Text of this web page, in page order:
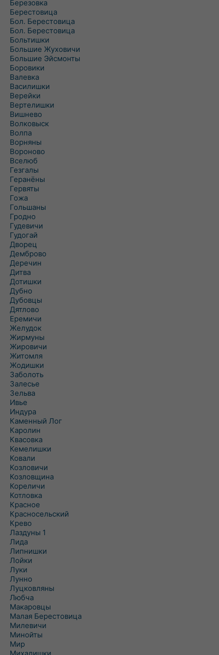
Березовка
Берестовица
Бол. Берестовица
Бол. Берестовица
Больтишки
Большие Жуховичи
Большие Эйсмонты
Боровики
Валевка
Василишки
Верейки
Вертелишки
Вишнево
Волковыск
Волпа
Ворняны
Вороново
Вселюб
Гезгалы
Геранёны
Гервяты
Гожа
Гольшаны
Гродно
Гудевичи
Гудогай
Дворец
Демброво
Деречин
Дитва
Дотишки
Дубно
Дубовцы
Дятлово
Еремичи
Желудок
Жирмуны
Жировичи
Житомля
Жодишки
Заболоть
Залесье
Зельва
Ивье
Индура
Каменный Лог
Каролин
Квасовка
Кемелишки
Ковали
Козловичи
Козловщина
Кореличи
Котловка
Красное
Красносельский
Крево
Лаздуны 1
Лида
Липнишки
Лойки
Луки
Лунно
Луцковляны
Любча
Макаровцы
Малая Берестовица
Милевичи
Минойты
Мир